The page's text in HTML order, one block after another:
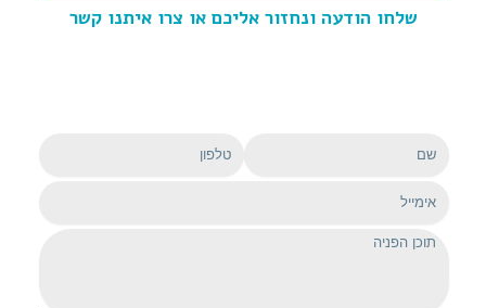
שלחו הודעה ונחזור אליכםאו צרו איתנו קשר
הודעה